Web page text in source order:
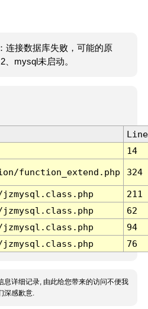
连接数据库失败，可能的原
、mysql未启动。
Line
14
function_extend.php 324
211
62
94
76
息详细记录, 由此给您带来的访问不便我
深感歉意.